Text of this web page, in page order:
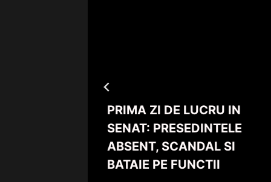
PRIMA ZI DE LUCRU IN
SENAT: PRESEDINTELE
ABSENT, SCANDAL SI
BATAIE PE FUNCTII